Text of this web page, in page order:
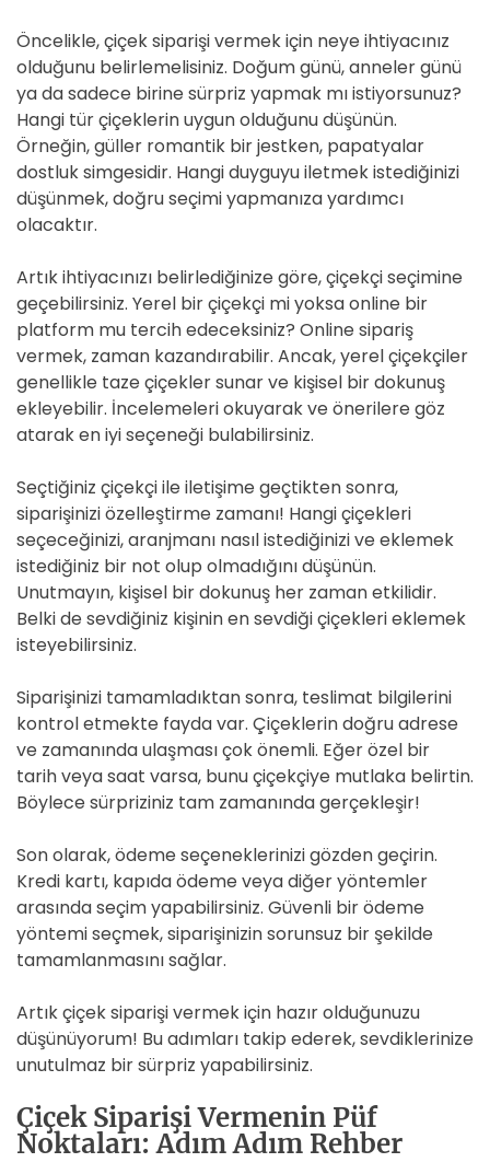
Öncelikle, çiçek siparişi vermek için neye ihtiyacınız
olduğunu belirlemelisiniz. Doğum günü, anneler günü
ya da sadece birine sürpriz yapmak mı istiyorsunuz?
Hangi tür çiçeklerin uygun olduğunu düşünün.
Örneğin, güller romantik bir jestken, papatyalar
dostluk simgesidir. Hangi duyguyu iletmek istediğinizi
düşünmek, doğru seçimi yapmanıza yardımcı
olacaktır.
Artık ihtiyacınızı belirlediğinize göre, çiçekçi seçimine
geçebilirsiniz. Yerel bir çiçekçi mi yoksa online bir
platform mu tercih edeceksiniz? Online sipariş
vermek, zaman kazandırabilir. Ancak, yerel çiçekçiler
genellikle taze çiçekler sunar ve kişisel bir dokunuş
ekleyebilir. İncelemeleri okuyarak ve önerilere göz
atarak en iyi seçeneği bulabilirsiniz.
Seçtiğiniz çiçekçi ile iletişime geçtikten sonra,
siparişinizi özelleştirme zamanı! Hangi çiçekleri
seçeceğinizi, aranjmanı nasıl istediğinizi ve eklemek
istediğiniz bir not olup olmadığını düşünün.
Unutmayın, kişisel bir dokunuş her zaman etkilidir.
Belki de sevdiğiniz kişinin en sevdiği çiçekleri eklemek
isteyebilirsiniz.
Siparişinizi tamamladıktan sonra, teslimat bilgilerini
kontrol etmekte fayda var. Çiçeklerin doğru adrese
ve zamanında ulaşması çok önemli. Eğer özel bir
tarih veya saat varsa, bunu çiçekçiye mutlaka belirtin.
Böylece sürpriziniz tam zamanında gerçekleşir!
Son olarak, ödeme seçeneklerinizi gözden geçirin.
Kredi kartı, kapıda ödeme veya diğer yöntemler
arasında seçim yapabilirsiniz. Güvenli bir ödeme
yöntemi seçmek, siparişinizin sorunsuz bir şekilde
tamamlanmasını sağlar.
Artık çiçek siparişi vermek için hazır olduğunuzu
düşünüyorum! Bu adımları takip ederek, sevdiklerinize
unutulmaz bir sürpriz yapabilirsiniz.
Çiçek Siparişi Vermenin Püf
Noktaları: Adım Adım Rehber